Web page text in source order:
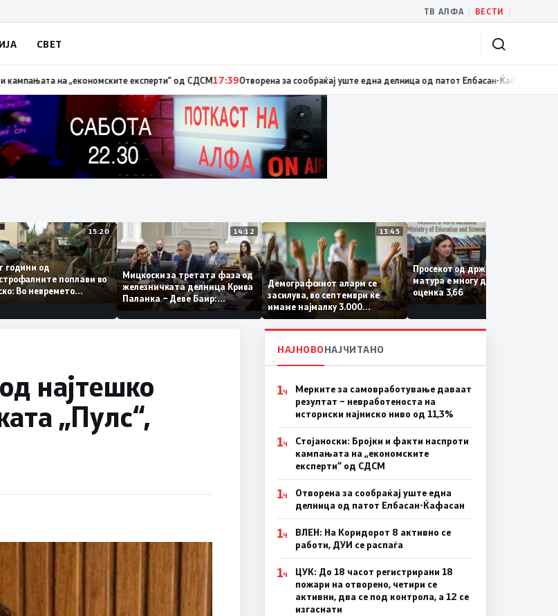
ТВ АЛФА ВЕСТИ
СВЕТ
на историски најниско ниво од 11,3%17:41Стојаноски: Бројки и факти наспроти кампањата на „економските експерти“ од
15:20
години од
поплави во
Во невремето
14:12
Мицкоски за третата фаза од
железничката делница Крива
Паланка – Деве Баир:
Проектот нема да заврши на
половина тунел во слепа
13:45
Демографскиот аларм се
засилува, во септември ќе
имаме најмалку 3.000
првачиња помалку
Просекот од државната
матура е многу добар со
оценка 3,66
најтешко
„Пулс“,
НАЈНОВОНАЈЧИТАНО
1Ч
Мерките за самовработување даваат
резултат – невработеноста на
историски најниско ниво од 11,3%
1Ч
Стојаноски: Бројки и факти наспроти
кампањата на „економските
експерти“ од СДСM
1Ч
Отворена за сообраќај уште една
делница од патот Елбасан-Ќафасан
1Ч
ВЛЕН: На Коридорот 8 активно се
работи, ДУИ се распаѓа
1Ч
ЦУК: До 18 часот регистрирани 18
пожари на отворено, четири се
активни, два се под контрола, а 12 се
изгаснати